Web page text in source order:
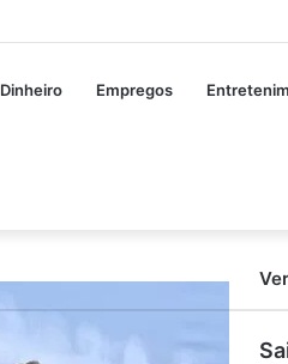
Dinheiro Empregos